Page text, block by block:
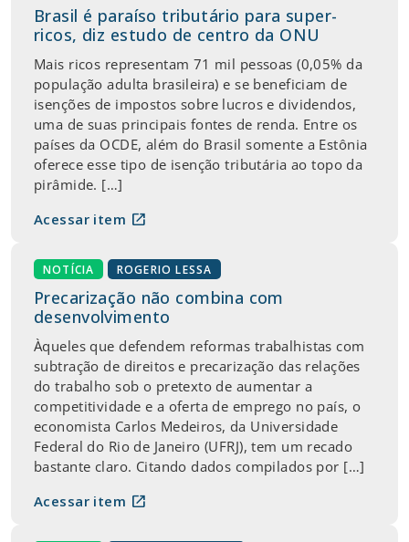
Brasil é paraíso tributário para super-
ricos, diz estudo de centro da ONU
Mais ricos representam 71 mil pessoas (0,05% da
população adulta brasileira) e se beneficiam de
isenções de impostos sobre lucros e dividendos,
uma de suas principais fontes de renda. Entre os
países da OCDE, além do Brasil somente a Estônia
oferece esse tipo de isenção tributária ao topo da
pirâmide. […]
Acessar item open_in_new
NOTÍCIA ROGERIO LESSA
Precarização não combina com
desenvolvimento
Àqueles que defendem reformas trabalhistas com
subtração de direitos e precarização das relações
do trabalho sob o pretexto de aumentar a
competitividade e a oferta de emprego no país, o
economista Carlos Medeiros, da Universidade
Federal do Rio de Janeiro (UFRJ), tem um recado
bastante claro. Citando dados compilados por […]
Acessar item open_in_new